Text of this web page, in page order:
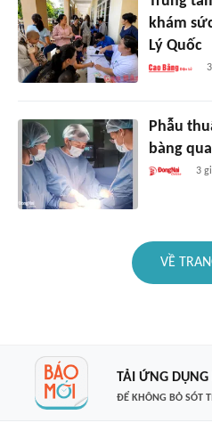
khám
Lý Quốc
Phẫu
bàng
3
VỀ
TẢI ỨNG DỤNG
ĐỂ KHÔNG BỎ SÓT